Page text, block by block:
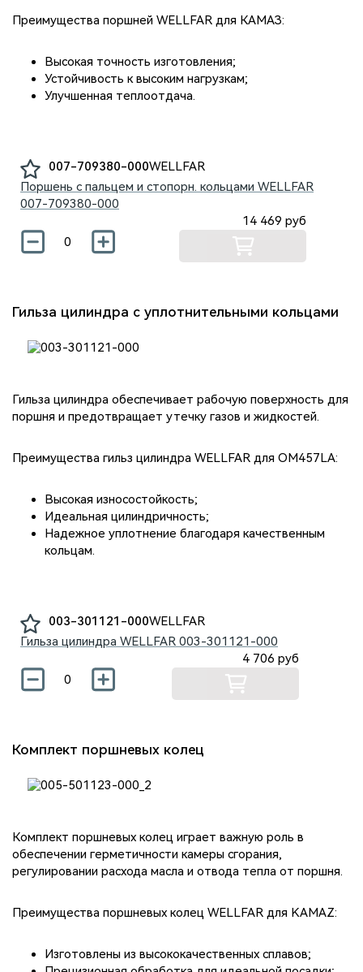
Преимущества поршней WELLFAR для КАМАЗ:
Высокая точность изготовления;
Устойчивость к высоким нагрузкам;
Улучшенная теплоотдача.
007-709380-000WELLFAR
Поршень с пальцем и стопорн. кольцами WELLFAR
007-709380-000
14 469 руб
Гильза цилиндра с уплотнительными кольцами
Гильза цилиндра обеспечивает рабочую поверхность для
поршня и предотвращает утечку газов и жидкостей.
Преимущества гильз цилиндра WELLFAR для OM457LA:
Высокая износостойкость;
Идеальная цилиндричность;
Надежное уплотнение благодаря качественным
кольцам.
003-301121-000WELLFAR
Гильза цилиндра WELLFAR 003-301121-000
4 706 руб
Комплект поршневых колец
Комплект поршневых колец играет важную роль в
обеспечении герметичности камеры сгорания,
регулировании расхода масла и отвода тепла от поршня.
Преимущества поршневых колец WELLFAR для KAMAZ:
Изготовлены из высококачественных сплавов;